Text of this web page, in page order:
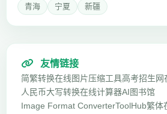
青海
宁夏 新疆
友情链接
简繁转换在线图片压缩工具高考招生网
人民币大写转换在线计算器AI图书馆
Image Format ConverterToolHub繁体